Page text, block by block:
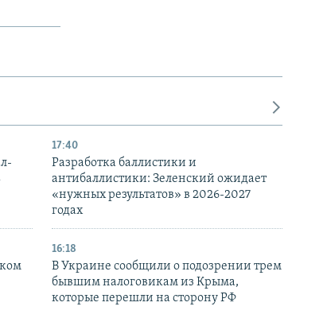
17:40
Разработка баллистики и
антибаллистики: Зеленский ожидает
«нужных результатов» в 2026-2027
годах
16:18
В Украине сообщили о подозрении трем
бывшим налоговикам из Крыма,
которые перешли на сторону РФ